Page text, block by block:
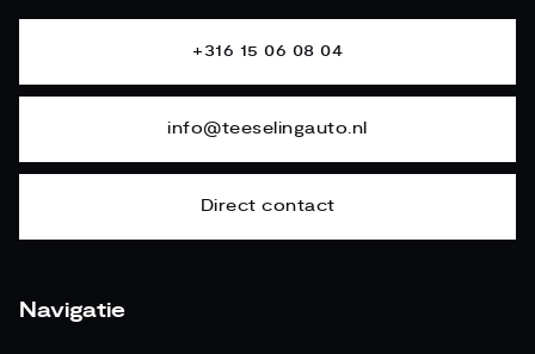
+316 15 06 08 04
info@teeselingauto.nl
Direct contact
Navigatie